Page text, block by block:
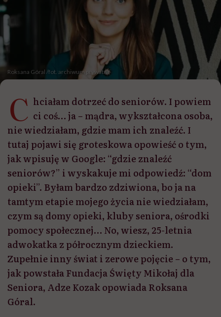
Roksana Góral /fot. archiwum prywatne
C hciałam dotrzeć do seniorów. I powiem
ci coś… ja – mądra, wykształcona osoba,
nie wiedziałam, gdzie mam ich znaleźć. I
tutaj pojawi się groteskowa opowieść o tym,
jak wpisuję w Google: “gdzie znaleźć
seniorów?” i wyskakuje mi odpowiedź: “dom
opieki”. Byłam bardzo zdziwiona, bo ja na
tamtym etapie mojego życia nie wiedziałam,
czym są domy opieki, kluby seniora, ośrodki
pomocy społecznej… No, wiesz, 25-letnia
adwokatka z półrocznym dzieckiem.
Zupełnie inny świat i zerowe pojęcie – o tym,
jak powstała Fundacja Święty Mikołaj dla
Seniora, Adze Kozak opowiada Roksana
Góral.